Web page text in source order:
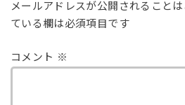
メールアドレスが公開されることは
ている欄は必須項目です
コメント ※